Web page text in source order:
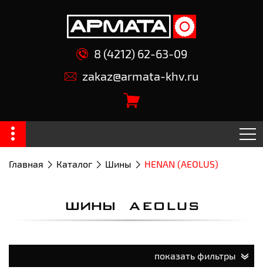
8 (4212) 62-63-09
zakaz@armata-khv.ru
Главная Каталог Шины HENAN (AEOLUS)
ШИНЫ AEOLUS
показать фильтры